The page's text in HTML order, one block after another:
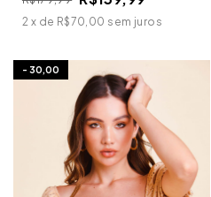
2 x de R$70,00 sem juros
- 30,00